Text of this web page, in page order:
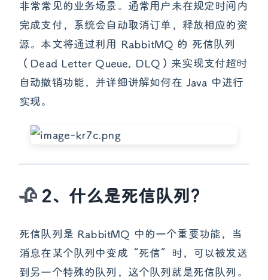
非常常见的业务场景。通常用户未在规定时间内
完成支付，系统会自动取消订单，释放相应的资
源。本文将通过利用 RabbitMQ 的 死信队列
（Dead Letter Queue, DLQ）来实现支付超时
自动撤销功能，并详细讲解如何在 Java 中进行
实现。
2、什么是死信队列？
死信队列是 RabbitMQ 中的一个重要功能，当
消息在某个队列中变成“死信”时，可以被发送
到另一个特殊的队列，这个队列就是死信队列。